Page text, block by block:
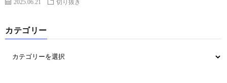
2025.06.21 切り抜き
カテゴリー